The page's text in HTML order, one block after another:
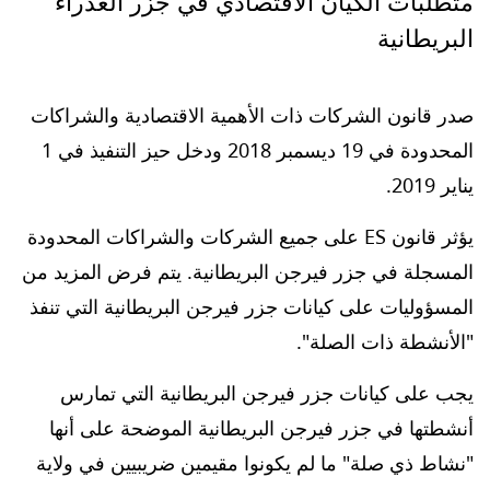
البريطانية
صدر قانون الشركات ذات الأهمية الاقتصادية والشراكات
المحدودة في 19 ديسمبر 2018 ودخل حيز التنفيذ في 1
يناير 2019.
يؤثر قانون ES على جميع الشركات والشراكات المحدودة
المسجلة في جزر فيرجن البريطانية. يتم فرض المزيد من
المسؤوليات على كيانات جزر فيرجن البريطانية التي تنفذ
"الأنشطة ذات الصلة".
يجب على كيانات جزر فيرجن البريطانية التي تمارس
أنشطتها في جزر فيرجن البريطانية الموضحة على أنها
"نشاط ذي صلة" ما لم يكونوا مقيمين ضريبيين في ولاية